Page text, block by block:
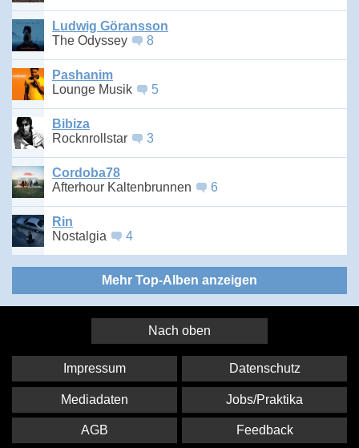
Ludwig Göransson
The Odyssey
8
Pashanim
Lounge Musik
5
Bibiza
Rocknrollstar
3
Cordoba78
Afterhour Kaltenbrunnen
6
Rin
Nostalgia
4
Mehr Top-Alben anzeigen
Nach oben
Impressum Datenschutz
Mediadaten Jobs/Praktika
AGB Feedback